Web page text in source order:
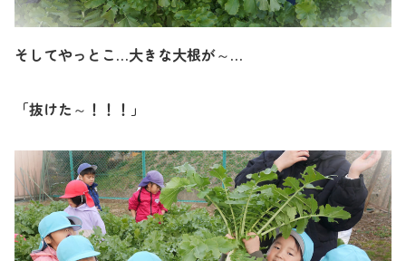
そしてやっとこ…大きな大根が～…
「抜けた～！！！」